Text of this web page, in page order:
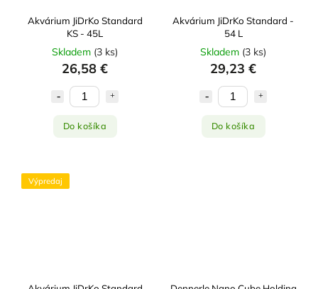
Akvárium JiDrKo Standard
KS - 45L
Skladem (3 ks)
26,58 €
Do košíka
Akvárium JiDrKo Standard -
54 L
Skladem (3 ks)
29,23 €
Do košíka
Výpredaj